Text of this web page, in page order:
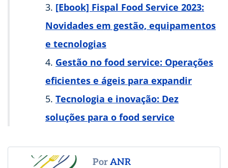
[Ebook] Fispal Food Service 2023:
Novidades em gestão, equipamentos
e tecnologias
Gestão no food service: Operações
eficientes e ágeis para expandir
Tecnologia e inovação: Dez
soluções para o food service
PorANR